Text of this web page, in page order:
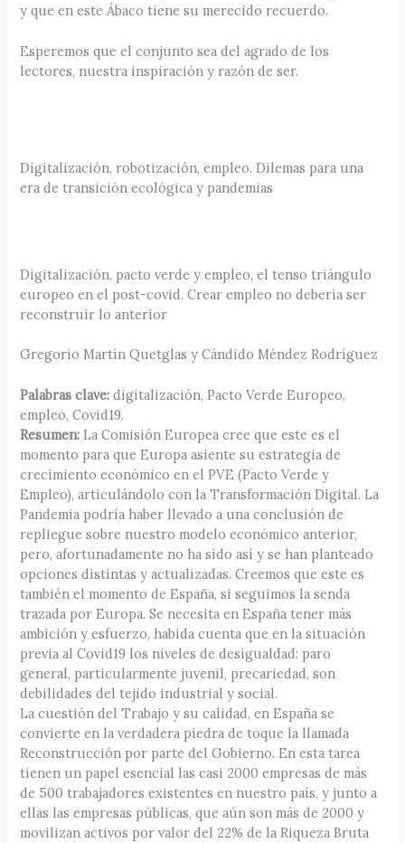
y que en este Ábaco tiene su merecido recuerdo.
Esperemos que el conjunto sea del agrado de los
lectores, nuestra inspiración y razón de ser.
Digitalización, robotización, empleo. Dilemas para una
era de transición ecológica y pandemias
Digitalización, pacto verde y empleo, el tenso triángulo
europeo en el post-covid. Crear empleo no debería ser
reconstruir lo anterior
Gregorio Martín Quetglas y Cándido Méndez Rodríguez
Palabras clave: digitalización, Pacto Verde Europeo,
empleo, Covid19.
Resumen: La Comisión Europea cree que este es el
momento para que Europa asiente su estrategia de
crecimiento económico en el PVE (Pacto Verde y
Empleo), articulándolo con la Transformación Digital. La
Pandemia podría haber llevado a una conclusión de
repliegue sobre nuestro modelo económico anterior,
pero, afortunadamente no ha sido así y se han planteado
opciones distintas y actualizadas. Creemos que este es
también el momento de España, si seguimos la senda
trazada por Europa. Se necesita en España tener más
ambición y esfuerzo, habida cuenta que en la situación
previa al Covid19 los niveles de desigualdad: paro
general, particularmente juvenil, precariedad, son
debilidades del tejido industrial y social.
La cuestión del Trabajo y su calidad, en España se
convierte en la verdadera piedra de toque la llamada
Reconstrucción por parte del Gobierno. En esta tarea
tienen un papel esencial las casi 2000 empresas de más
de 500 trabajadores existentes en nuestro país, y junto a
ellas las empresas públicas, que aún son más de 2000 y
movilizan activos por valor del 22% de la Riqueza Bruta